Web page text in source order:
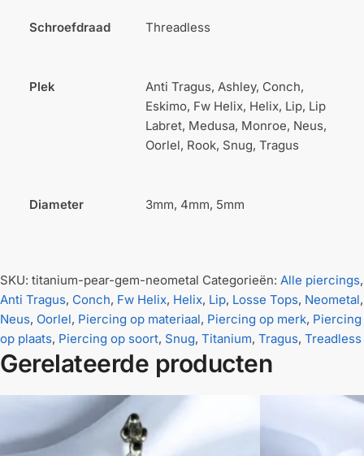
Schroefdraad Threadless
Plek
Anti Tragus, Ashley, Conch,
Eskimo, Fw Helix, Helix, Lip, Lip
Labret, Medusa, Monroe, Neus,
Oorlel, Rook, Snug, Tragus
Diameter 3mm, 4mm, 5mm
SKU: titanium-pear-gem-neometal Categorieën: Alle piercings,
Anti Tragus, Conch, Fw Helix, Helix, Lip, Losse Tops, Neometal,
Neus, Oorlel, Piercing op materiaal, Piercing op merk, Piercing
op plaats, Piercing op soort, Snug, Titanium, Tragus, Treadless
Gerelateerde producten